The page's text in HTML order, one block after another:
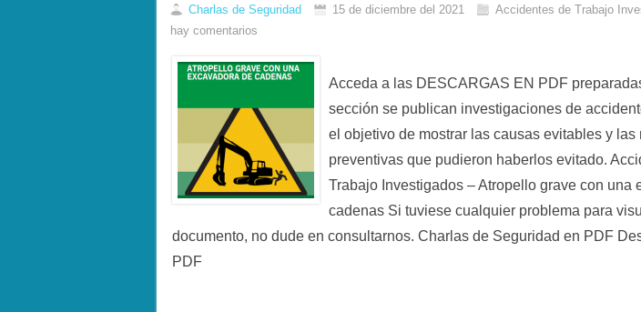
Charlas de Seguridad 15 de diciembre del 2021 Accidentes de Trabajo
hay comentarios
Acceda a las DESCARGAS EN PDF
sección se publican investigaciones de
el objetivo de mostrar las causas evitables y las
preventivas que pudieron haberlos evitado.
Trabajo Investigados – Atropello grave con una
cadenas Si tuviese cualquier problema para
documento, no dude en consultarnos. Charlas de Seguridad en PDF
PDF